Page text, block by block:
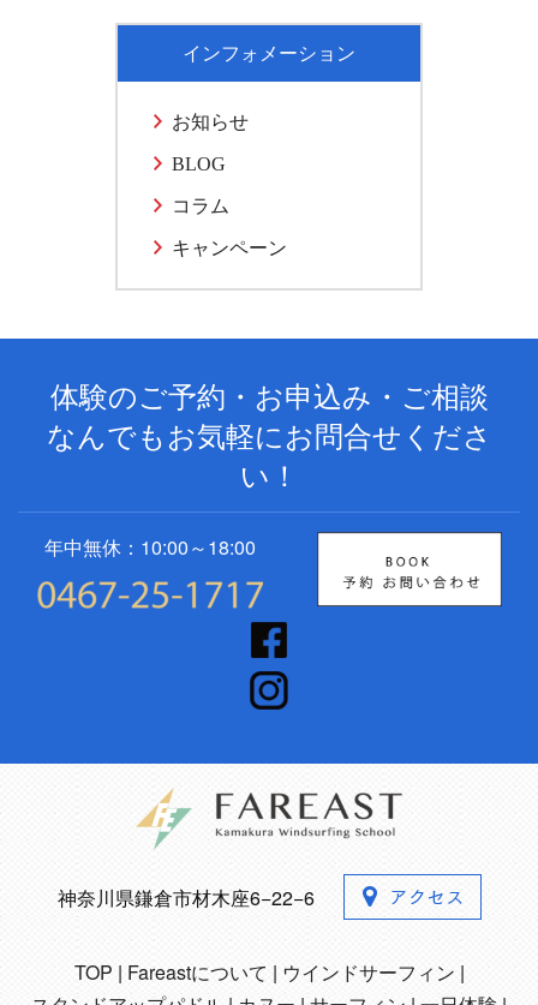
インフォメーション
お知らせ
BLOG
コラム
キャンペーン
体験のご予約・お申込み・ご相談
なんでもお気軽にお問合せくださ
い！
年中無休：10:00～18:00
神奈川県鎌倉市材木座6−22−6
TOP Fareastについて
ウインドサーフィン